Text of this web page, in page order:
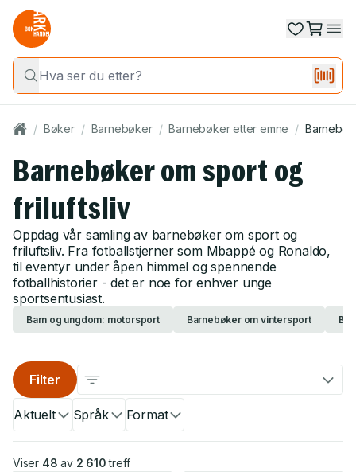
/ Bøker / Barnebøker / Barnebøker etter emne /
Barnebøker om sport og
friluftsliv
Oppdag vår samling av barnebøker om sport og
friluftsliv. Fra fotballstjerner som Mbappé og Ronaldo,
til eventyr under åpen himmel og spennende
fotballhistorier - det er noe for enhver unge
sportsentusiast.
Barn og ungdom: motorsport Barnebøker om vintersport
Aktuelt Språk Format
Filter
Viser 48 av 2 610 treff